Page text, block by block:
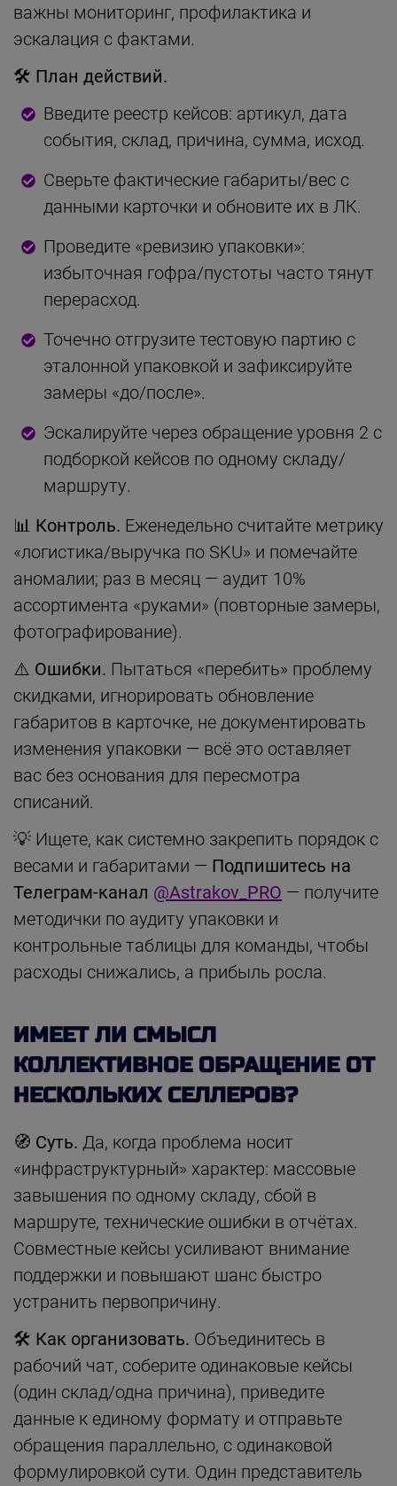
важны мониторинг, профилактика и
эскалация с фактами.
🛠 План действий.
Введите реестр кейсов: артикул, дата
события, склад, причина, сумма, исход.
Сверьте фактические габариты/вес с
данными карточки и обновите их в ЛК.
Проведите «ревизию упаковки»:
избыточная гофра/пустоты часто тянут
перерасход.
Точечно отгрузите тестовую партию с
эталонной упаковкой и зафиксируйте
замеры «до/после».
Эскалируйте через обращение уровня 2 с
подборкой кейсов по одному складу/
маршруту.
📊 Контроль. Еженедельно считайте метрику
«логистика/выручка по SKU» и помечайте
аномалии; раз в месяц — аудит 10%
ассортимента «руками» (повторные замеры,
фотографирование).
⚠️ Ошибки. Пытаться «перебить» проблему
скидками, игнорировать обновление
габаритов в карточке, не документировать
изменения упаковки — всё это оставляет
вас без основания для пересмотра
списаний.
💡 Ищете, как системно закрепить порядок с
весами и габаритами — Подпишитесь на
Телеграм-канал @Astrakov_PRO — получите
методички по аудиту упаковки и
контрольные таблицы для команды, чтобы
расходы снижались, а прибыль росла.
ИМЕЕТ ЛИ СМЫСЛ
КОЛЛЕКТИВНОЕ ОБРАЩЕНИЕ ОТ
НЕСКОЛЬКИХ СЕЛЛЕРОВ?
🧭 Суть. Да, когда проблема носит
«инфраструктурный» характер: массовые
завышения по одному складу, сбой в
маршруте, технические ошибки в отчётах.
Совместные кейсы усиливают внимание
поддержки и повышают шанс быстро
устранить первопричину.
🛠 Как организовать. Объединитесь в
рабочий чат, соберите одинаковые кейсы
(один склад/одна причина), приведите
данные к единому формату и отправьте
обращения параллельно, с одинаковой
формулировкой сути. Один представитель